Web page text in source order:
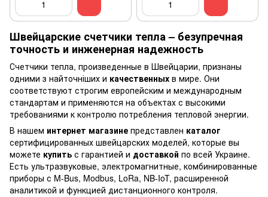
Швейцарские счетчики тепла – безупречная
точность и инженерная надежность
Счетчики тепла, произведенные в Швейцарии, признаны
одними з найточніших и качественных в мире. Они
соответствуют строгим европейским и международным
стандартам и применяются на объектах с высокими
требованиями к контролю потребления тепловой энергии.
В нашем интернет магазине представлен каталог
сертифицированных швейцарских моделей, которые вы
можете купить с гарантией и доставкой по всей Украине.
Есть ультразвуковые, электромагнитные, комбинированные
приборы с M-Bus, Modbus, LoRa, NB-IoT, расширенной
аналитикой и функцией дистанционного контроля.